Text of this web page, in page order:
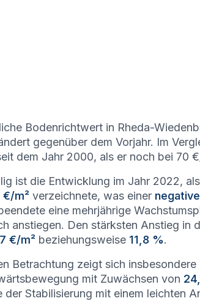
Bodenrichtwert in Rheda-
gegenüber dem Vorjahr. Im
dem Jahr 2000, als er noch bei 70
ist die Entwicklung im Jahr 2022,
€/m² verzeichnete, was einer
eine mehrjährige
anstiegen. Den stärksten Anstieg in
€/m² beziehungsweise 11,8 %.
Betrachtung zeigt sich
mit Zuwächsen von
der Stabilisierung mit einem leichten